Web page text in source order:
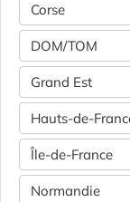
Corse
DOM/TOM
Grand Est
Hauts-de-
Île-de-France
Normandie